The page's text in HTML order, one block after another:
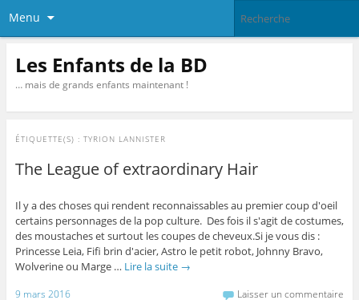
Menu
Les Enfants de la BD
… mais de grands enfants maintenant !
ÉTIQUETTE(S) : TYRION LANNISTER
The League of extraordinary Hair
Il y a des choses qui rendent reconnaissables au premier coup d'oeil
certains personnages de la pop culture. Des fois il s'agit de costumes,
des moustaches et surtout les coupes de cheveux.Si je vous dis :
Princesse Leia, Fifi brin d'acier, Astro le petit robot, Johnny Bravo,
Wolverine ou Marge … Lire la suite →
9 mars 2016 Laisser un commentaire